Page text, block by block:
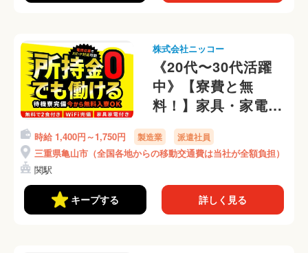
株式会社ニッコー
《20代〜30代活躍
中》【寮費と無
料！】家具・家電・
Wi-FI付き★月収34
万円可★年間休日
121日★ベアリング
の検査・梱包
★(421-1)
時給 1,400円～1,750円 製造業 派遣社員
三重県亀山市（全国各地からの移動交通費は当社が全額負担）
関駅
キープする 詳しく見る